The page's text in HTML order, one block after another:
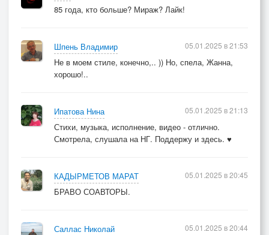
85 года, кто больше? Мираж? Лайк!
Шпень Владимир
Не в моем стиле, конечно,.. )) Но, спела, Жанна,
хорошо!..
05.01.2025 в 21:53
Ипатова Нина
Стихи, музыка, исполнение, видео - отлично.
Смотрела, слушала на НГ. Поддержу и здесь. ♥
05.01.2025 в 21:13
КАДЫРМЕТОВ МАРАТ
БРАВО СОАВТОРЫ.
05.01.2025 в 20:45
Саллас Николай
05.01.2025 в 20:44